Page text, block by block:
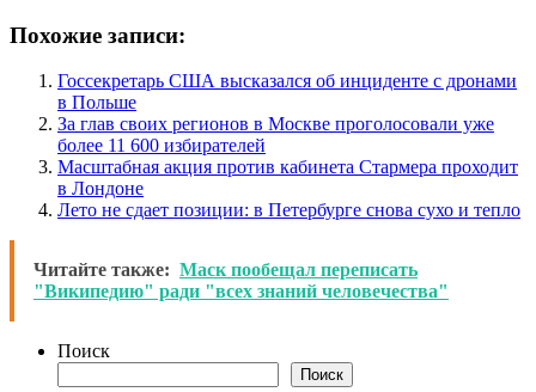
Похожие записи:
Госсекретарь США высказался об инциденте с дронами
в Польше
За глав своих регионов в Москве проголосовали уже
более 11 600 избирателей
Масштабная акция против кабинета Стармера проходит
в Лондоне
Лето не сдает позиции: в Петербурге снова сухо и тепло
Читайте также: Маск пообещал переписать
"Википедию" ради "всех знаний человечества"
Поиск
Поиск